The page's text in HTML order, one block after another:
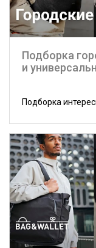
Подборка
и
Подборка